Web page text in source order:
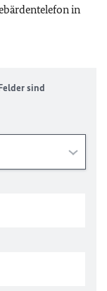
in
sind